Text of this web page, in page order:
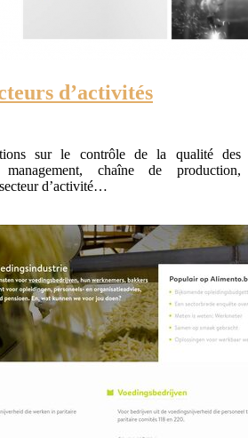
d’activités
sur le contrôle de la qualité des
chaîne de production,
d’activité…